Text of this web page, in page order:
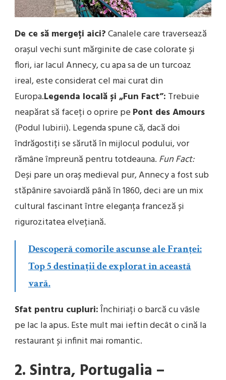
De ce să mergeți aici?Canalele care traversează
orașul vechi sunt mărginite de case colorate și
flori, iar lacul Annecy, cu apa sa de un turcoaz
ireal, este considerat cel mai curat din
Europa.Legenda locală și „Fun Fact”: Trebuie
neapărat să faceți o oprire pe Pont des Amours
(Podul Iubirii). Legenda spune că, dacă doi
îndrăgostiți se sărută în mijlocul podului, vor
rămâne împreună pentru totdeauna. Fun Fact:
Deși pare un oraș medieval pur, Annecy a fost sub
stăpânire savoiardă până în 1860, deci are un mix
cultural fascinant între eleganța franceză și
rigurozitatea elvețiană.
Descoperă comorile ascunse ale Franței:
Top 5 destinații de explorat în această
vară.
Sfat pentru cupluri:Închiriați o barcă cu vâsle
pe lac la apus. Este mult mai ieftin decât o cină la
restaurant și infinit mai romantic.
2. Sintra, Portugalia –